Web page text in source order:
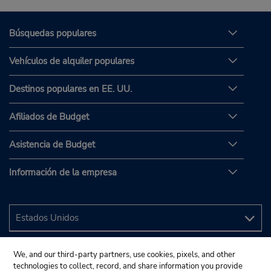
Búsquedas populares
Vehículos de alquiler populares
Destinos populares en EE. UU.
Afiliados de Budget
Asistencia de Budget
Información de la empresa
We, and our third-party partners, use cookies, pixels, and other
technologies to collect, record, and share information you provide